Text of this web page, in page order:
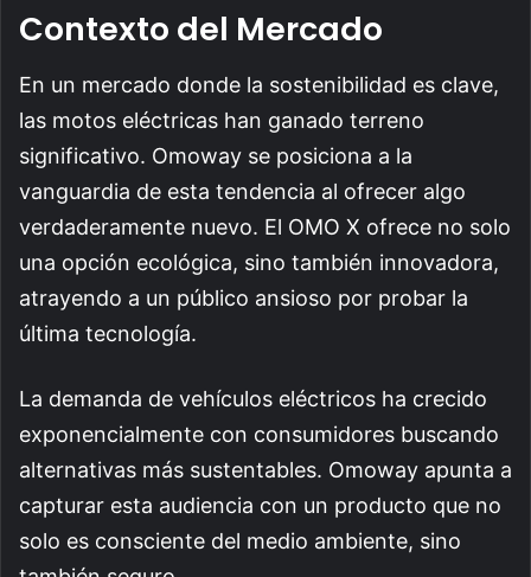
Contexto del Mercado
En un mercado donde la sostenibilidad es clave,
las motos eléctricas han ganado terreno
significativo. Omoway se posiciona a la
vanguardia de esta tendencia al ofrecer algo
verdaderamente nuevo. El OMO X ofrece no solo
una opción ecológica, sino también innovadora,
atrayendo a un público ansioso por probar la
última tecnología.
La demanda de vehículos eléctricos ha crecido
exponencialmente con consumidores buscando
alternativas más sustentables. Omoway apunta a
capturar esta audiencia con un producto que no
solo es consciente del medio ambiente, sino